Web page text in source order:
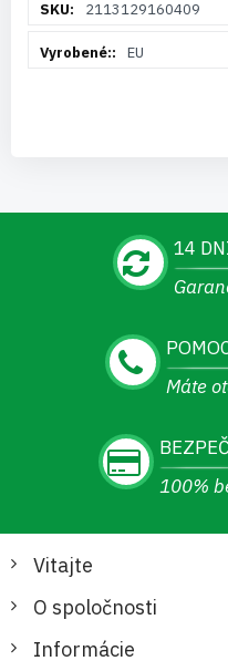
informácií2113129160409
EU
14
Máte
100%
Vitajte
O spoločnosti
Informácie